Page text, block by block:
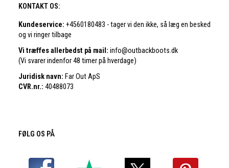
KONTAKT OS:
Kundeservice: +4560180483 - tager vi den ikke, så læg en besked
og vi ringer tilbage
Vi træffes allerbedst på mail: info@outbackboots.dk
(Vi svarer indenfor 48 timer på hverdage)
Juridisk navn: Far Out ApS
CVR.nr.: 40488073
FØLG OS PÅ